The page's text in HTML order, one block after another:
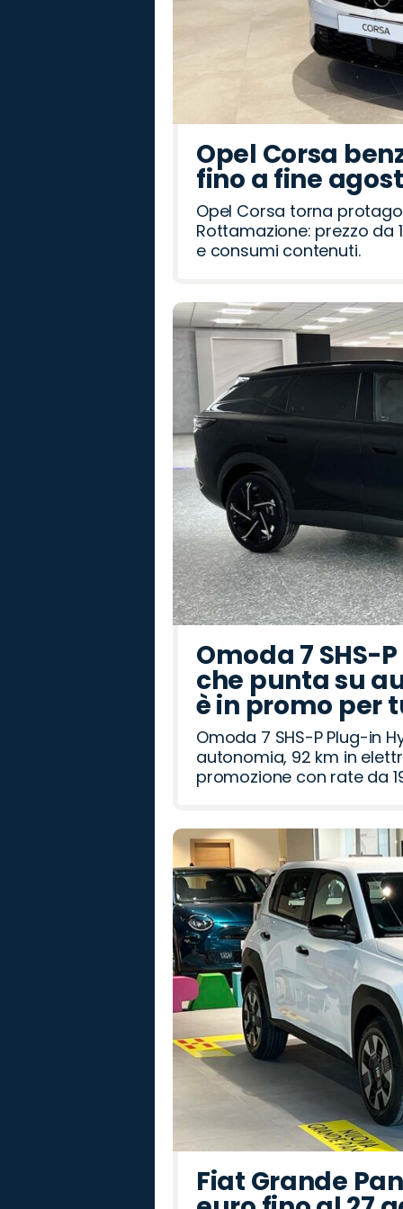
Opel Corsa
fino a fine
Opel Corsa torna
Rottamazione: prezzo da
e consumi contenuti.
Omoda 7 SHS-
che punta su
è in promo per
Omoda 7 SHS-P Plug-in
autonomia, 92 km in
promozione con rate da
Fiat Grande